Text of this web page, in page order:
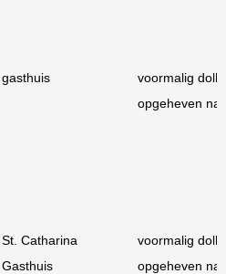
gasthuis
voormalig
opgeheven na
St. Catharina
Gasthuis
voormalig
opgeheven na